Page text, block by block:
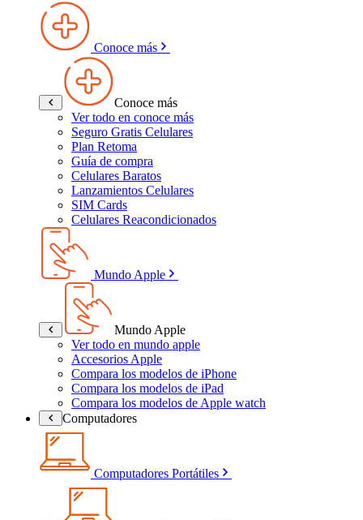
Conoce más
Conoce más
Ver todo en conoce más
Seguro Gratis Celulares
Plan Retoma
Guía de compra
Celulares Baratos
Lanzamientos Celulares
SIM Cards
Celulares Reacondicionados
Mundo Apple
Mundo Apple
Ver todo en mundo apple
Accesorios Apple
Compara los modelos de iPhone
Compara los modelos de iPad
Compara los modelos de Apple watch
Computadores
Computadores Portátiles